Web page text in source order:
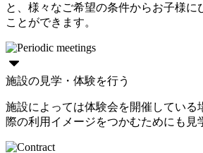
と、様々なご希望の条件からお子様に
ことができます。
施設の見学・体験を行う
施設によっては体験会を開催している
際の利用イメージをつかむためにも見